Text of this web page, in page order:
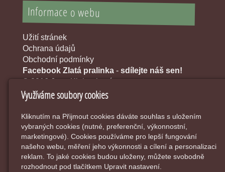
Informace o webu
Užití stránek
Ochrana údajů
Obchodní podmínky
Facebook Zlatá pralinka - sdílejte náš sen!
© 2016 Jana Klobouková
Využíváme soubory cookies
Kliknutím na Přijmout cookies dáváte souhlas s uložením
vybraných cookies (nutné, preferenční, výkonnostní,
marketingové). Cookies používáme pro lepší fungování
našeho webu, měření jeho výkonnosti a cílení a personalizaci
reklam. To jaké cookies budou uloženy, můžete svobodně
rozhodnout pod tlačítkem Upravit nastavení.